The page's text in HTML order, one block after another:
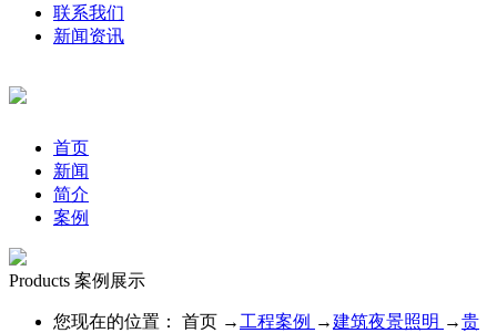
联系我们
新闻资讯
首页
新闻
简介
案例
Products 案例展示
您现在的位置： 首页 → 工程案例 →建筑夜景照明 →贵